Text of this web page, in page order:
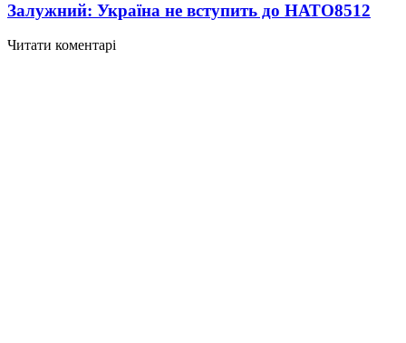
Залужний: Україна не вступить до НАТО8512
Читати коментарі